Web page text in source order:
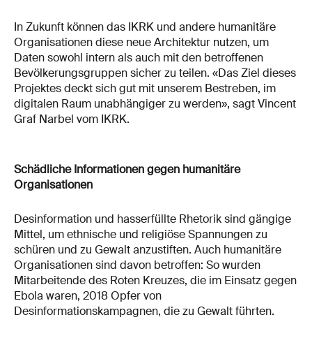
In Zukunft können das IKRK und andere humanitäre
Organisationen diese neue Architektur nutzen, um
Daten sowohl intern als auch mit den betroffenen
Bevölkerungsgruppen sicher zu teilen. «Das Ziel dieses
Projektes deckt sich gut mit unserem Bestreben, im
digitalen Raum unabhängiger zu werden», sagt Vincent
Graf Narbel vom IKRK.
Schädliche Informationen gegen humanitäre
Organisationen
Desinformation und hasserfüllte Rhetorik sind gängige
Mittel, um ethnische und religiöse Spannungen zu
schüren und zu Gewalt anzustiften. Auch humanitäre
Organisationen sind davon betroffen: So wurden
Mitarbeitende des Roten Kreuzes, die im Einsatz gegen
Ebola waren, 2018 Opfer von
Desinformationskampagnen, die zu Gewalt führten.